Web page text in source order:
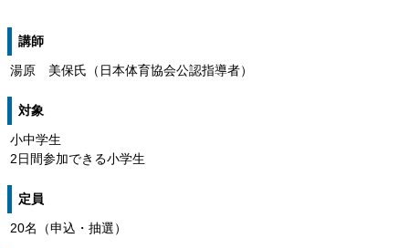
講師
湯原 美保氏（日本体育協会公認指導者）
対象
小中学生
2日間参加できる小学生
定員
20名（申込・抽選）